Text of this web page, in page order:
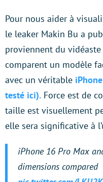
Pour nous aider à
le leaker Makin Bu a
proviennent du vidéaste
comparent un modèle
avec un véritable
testé ici). Force est de
taille est visuellement
elle sera significative à
iPhone 16 Pro Max
dimensions compared